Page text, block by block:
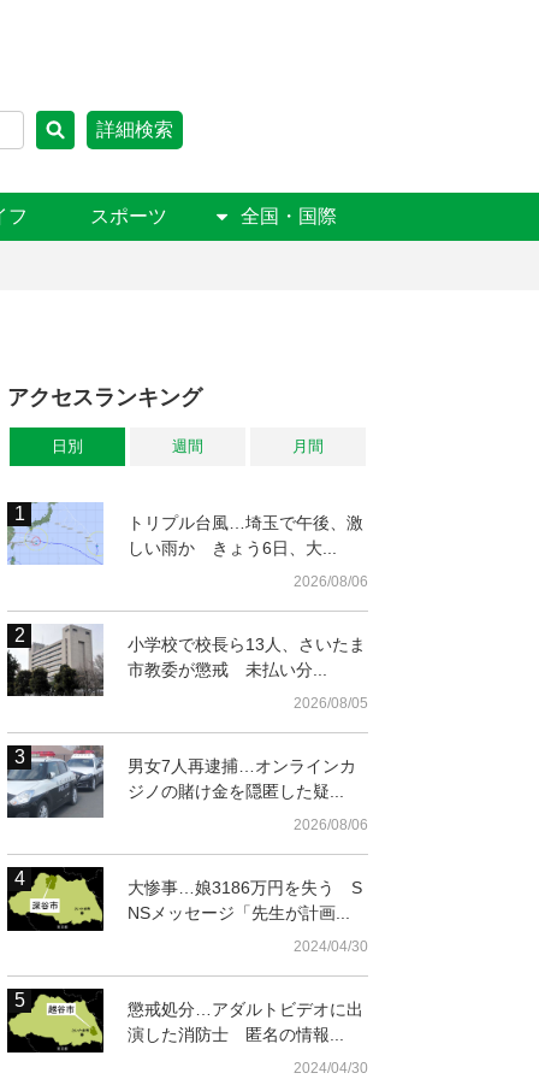
詳細検索
フ スポーツ 全国・国際
アクセスランキング
日別 週間 月間
トリプル台風…埼玉で午後、激
しい雨か きょう6日、大...
2026/08/06
小学校で校長ら13人、さいたま
市教委が懲戒 未払い分...
2026/08/05
男女7人再逮捕…オンラインカ
ジノの賭け金を隠匿した疑...
2026/08/06
大惨事…娘3186万円を失う S
NSメッセージ「先生が計画...
2024/04/30
懲戒処分…アダルトビデオに出
演した消防士 匿名の情報...
2024/04/30